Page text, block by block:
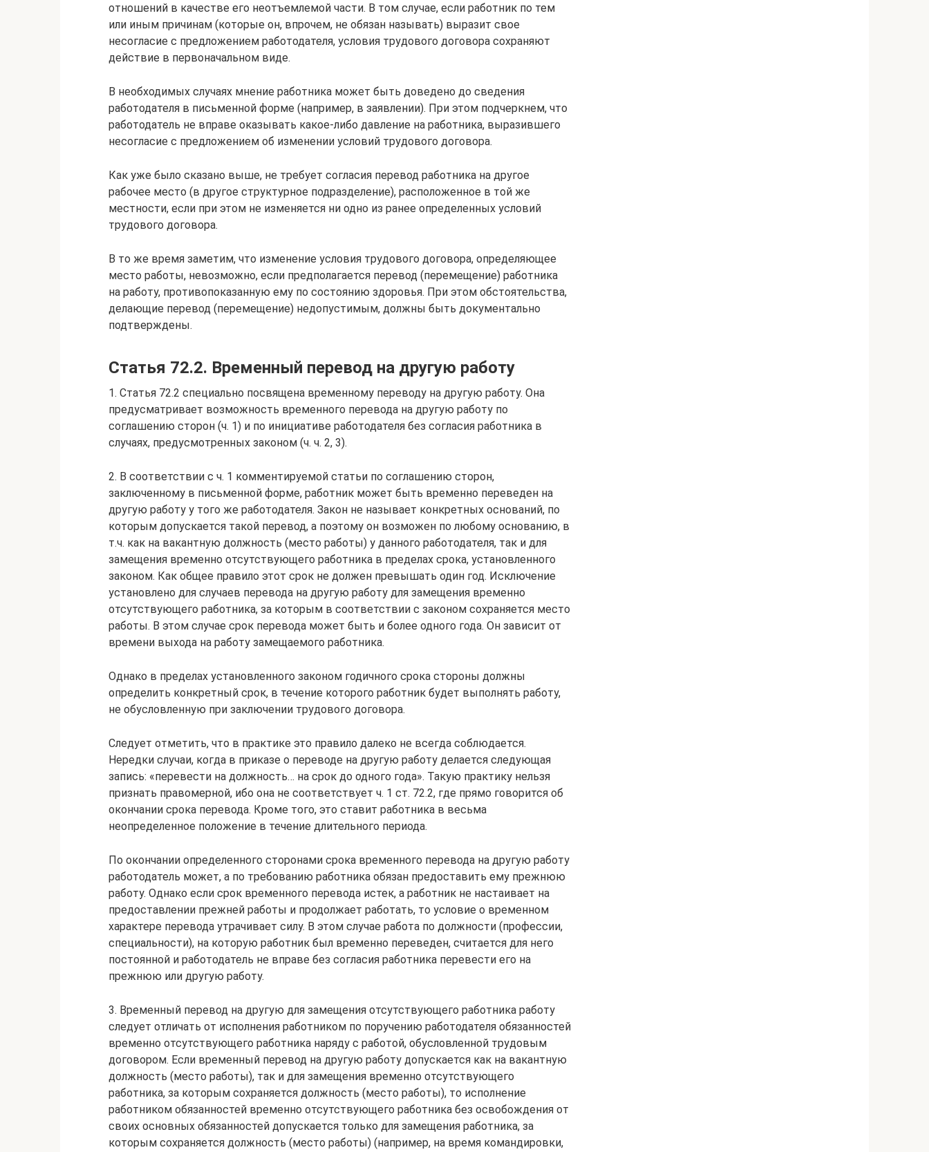
отношений в качестве его неотъемлемой части. В том случае, если работник по тем
или иным причинам (которые он, впрочем, не обязан называть) выразит свое
несогласие с предложением работодателя, условия трудового договора сохраняют
действие в первоначальном виде.
В необходимых случаях мнение работника может быть доведено до сведения
работодателя в письменной форме (например, в заявлении). При этом подчеркнем, что
работодатель не вправе оказывать какое-либо давление на работника, выразившего
несогласие с предложением об изменении условий трудового договора.
Как уже было сказано выше, не требует согласия перевод работника на другое
рабочее место (в другое структурное подразделение), расположенное в той же
местности, если при этом не изменяется ни одно из ранее определенных условий
трудового договора.
В то же время заметим, что изменение условия трудового договора, определяющее
место работы, невозможно, если предполагается перевод (перемещение) работника
на работу, противопоказанную ему по состоянию здоровья. При этом обстоятельства,
делающие перевод (перемещение) недопустимым, должны быть документально
подтверждены.
Статья 72.2. Временный перевод на другую работу
1. Статья 72.2 специально посвящена временному переводу на другую работу. Она
предусматривает возможность временного перевода на другую работу по
соглашению сторон (ч. 1) и по инициативе работодателя без согласия работника в
случаях, предусмотренных законом (ч. ч. 2, 3).
2. В соответствии с ч. 1 комментируемой статьи по соглашению сторон,
заключенному в письменной форме, работник может быть временно переведен на
другую работу у того же работодателя. Закон не называет конкретных оснований, по
которым допускается такой перевод, а поэтому он возможен по любому основанию, в
т.ч. как на вакантную должность (место работы) у данного работодателя, так и для
замещения временно отсутствующего работника в пределах срока, установленного
законом. Как общее правило этот срок не должен превышать один год. Исключение
установлено для случаев перевода на другую работу для замещения временно
отсутствующего работника, за которым в соответствии с законом сохраняется место
работы. В этом случае срок перевода может быть и более одного года. Он зависит от
времени выхода на работу замещаемого работника.
Однако в пределах установленного законом годичного срока стороны должны
определить конкретный срок, в течение которого работник будет выполнять работу,
не обусловленную при заключении трудового договора.
Следует отметить, что в практике это правило далеко не всегда соблюдается.
Нередки случаи, когда в приказе о переводе на другую работу делается следующая
запись: «перевести на должность… на срок до одного года». Такую практику нельзя
признать правомерной, ибо она не соответствует ч. 1 ст. 72.2, где прямо говорится об
окончании срока перевода. Кроме того, это ставит работника в весьма
неопределенное положение в течение длительного периода.
По окончании определенного сторонами срока временного перевода на другую работу
работодатель может, а по требованию работника обязан предоставить ему прежнюю
работу. Однако если срок временного перевода истек, а работник не настаивает на
предоставлении прежней работы и продолжает работать, то условие о временном
характере перевода утрачивает силу. В этом случае работа по должности (профессии,
специальности), на которую работник был временно переведен, считается для него
постоянной и работодатель не вправе без согласия работника перевести его на
прежнюю или другую работу.
3. Временный перевод на другую для замещения отсутствующего работника работу
следует отличать от исполнения работником по поручению работодателя обязанностей
временно отсутствующего работника наряду с работой, обусловленной трудовым
договором. Если временный перевод на другую работу допускается как на вакантную
должность (место работы), так и для замещения временно отсутствующего
работника, за которым сохраняется должность (место работы), то исполнение
работником обязанностей временно отсутствующего работника без освобождения от
своих основных обязанностей допускается только для замещения работника, за
которым сохраняется должность (место работы) (например, на время командировки,